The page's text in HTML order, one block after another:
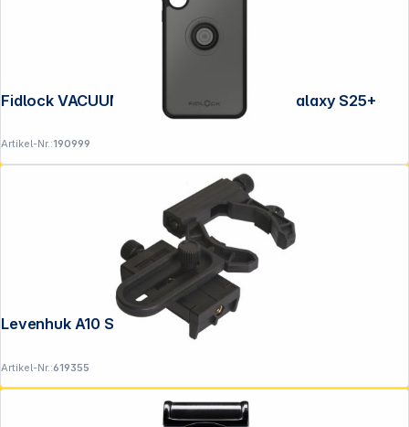
Fidlock VACUUM phone case Samsung Galaxy S25+
Artikel-Nr.:190999
Levenhuk A10 Smartphone Adapter
Artikel-Nr.:619355